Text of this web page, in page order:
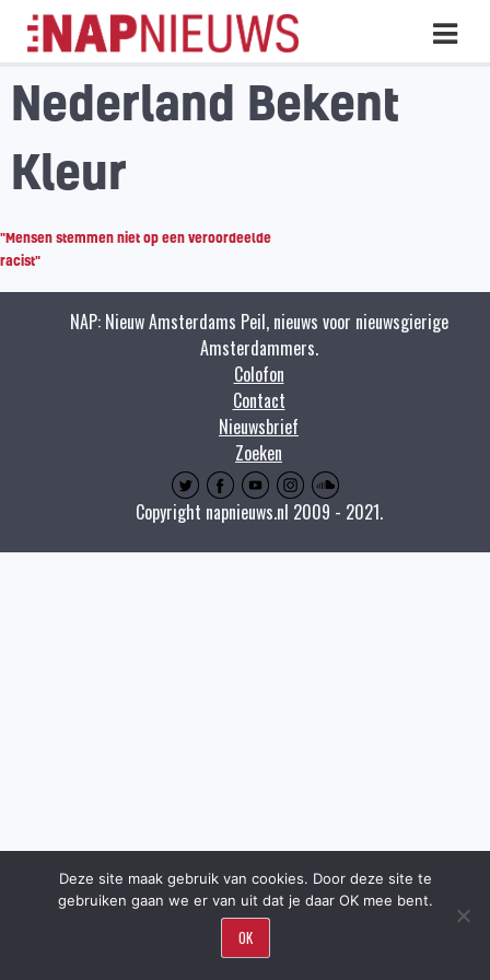
Skip
naar
inhoud
Nederland Bekent
Kleur
"Mensen stemmen niet op een veroordeelde
racist"
NAP: Nieuw Amsterdams Peil, nieuws voor nieuwsgierige
Amsterdammers.
Colofon
Contact
Nieuwsbrief
Zoeken
Copyright napnieuws.nl 2009 - 2021.
Deze site maak gebruik van cookies. Door deze site te
gebruiken gaan we er van uit dat je daar OK mee bent.
OK